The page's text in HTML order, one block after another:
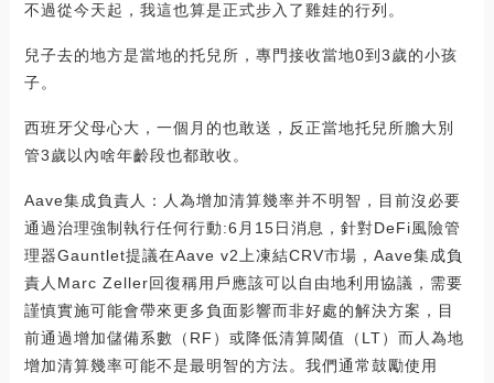
不過從今天起，我這也算是正式步入了雞娃的行列。
兒子去的地方是當地的托兒所，專門接收當地0到3歲的小孩
子。
西班牙父母心大，一個月的也敢送，反正當地托兒所膽大別
管3歲以內啥年齡段也都敢收。
Aave集成負責人：人為增加清算幾率并不明智，目前沒必要
通過治理強制執行任何行動:6月15日消息，針對DeFi風險管
理器Gauntlet提議在Aave v2上凍結CRV市場，Aave集成負
責人Marc Zeller回復稱用戶應該可以自由地利用協議，需要
謹慎實施可能會帶來更多負面影響而非好處的解決方案，目
前通過增加儲備系數（RF）或降低清算閾值（LT）而人為地
增加清算幾率可能不是最明智的方法。我們通常鼓勵使用